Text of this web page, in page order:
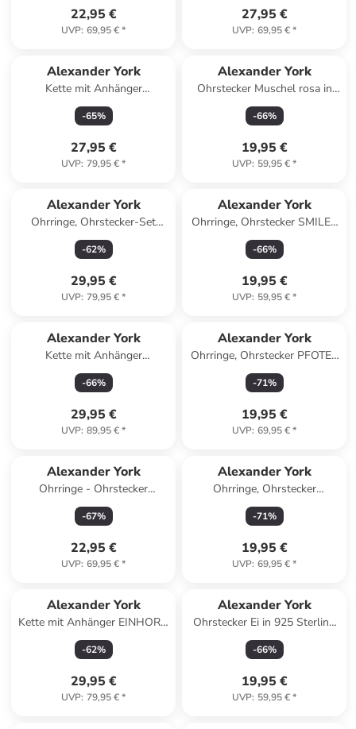
22,95 €
UVP: 69,95 €*
27,95 €
UVP: 69,95 €*
Alexander York
Kette mit Anhänger
SCHMETTERLING aqua in
925 Sterling Silber, 2-tlg. in
-65%
27,95 €
UVP: 79,95 €*
Alexander York
Ohrstecker Muschel rosa in
925 Sterling Silber, 2-tlg.
-66%
19,95 €
UVP: 59,95 €*
Alexander York
Ohrringe, Ohrstecker-Set
WEIHNACHTEN in 925
Sterling Silber, 6-tlg.
-62%
29,95 €
UVP: 79,95 €*
Alexander York
Ohrringe, Ohrstecker SMILEY
gelb in 925 Sterling Silber, 2-
tlg.
-66%
19,95 €
UVP: 59,95 €*
Alexander York
Kette mit Anhänger
MEERJUNGFRAU Kristall
aqua in 925 Silber - 2-tlg. in
-66%
29,95 €
UVP: 89,95 €*
Alexander York
Ohrringe, Ohrstecker PFOTE I
schwarz in 925 Sterling Silber,
2-tlg.
-71%
19,95 €
UVP: 69,95 €*
Alexander York
Ohrringe - Ohrstecker
BALLETTSCHUHE mit Kristall
in 925 Silber
-67%
22,95 €
UVP: 69,95 €*
Alexander York
Ohrringe, Ohrstecker
SEEHUND mit Schal in 925
Sterling Silber, 2-tlg.
-71%
19,95 €
UVP: 69,95 €*
Alexander York
Kette mit Anhänger EINHORN
mit Kristall 925 Sterling
Silber, 2-tlg. in silber
-62%
29,95 €
UVP: 79,95 €*
Alexander York
Ohrstecker Ei in 925 Sterling
Silber, 2-tlg.
-66%
19,95 €
UVP: 59,95 €*